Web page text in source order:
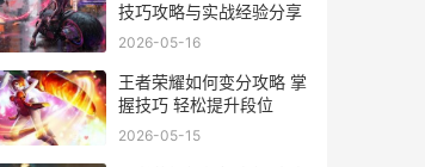
技巧攻略与实战经验分享
2026-05-16
王者荣耀如何变分攻略 掌
握技巧 轻松提升段位
2026-05-15